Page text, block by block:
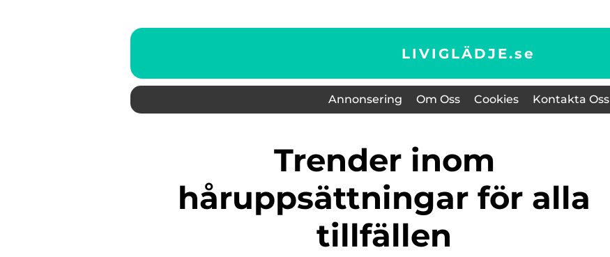
LIVIGLÄDJE.se
Annonsering Om Oss Cookies Kontakta Oss
Trender inom
håruppsättningar för alla
tillfällen